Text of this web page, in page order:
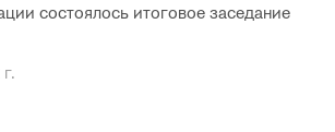
состоялось итоговое заседание